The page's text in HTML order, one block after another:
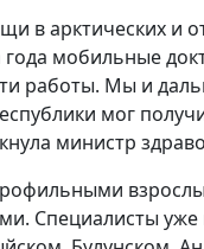
в арктических и
года мобильные
работы. Мы и
мог
министр
Специалисты